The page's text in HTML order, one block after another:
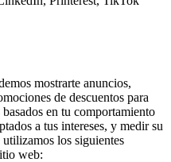
mostrarte anuncios,
de descuentos para
en tu comportamiento
a tus intereses, y medir su
los siguientes
web: